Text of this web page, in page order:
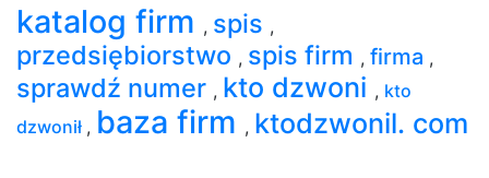
katalog firm , spis ,
przedsiębiorstwo , spis firm , firma ,
sprawdź numer , kto dzwoni , kto
dzwonił , baza firm , ktodzwonil. com